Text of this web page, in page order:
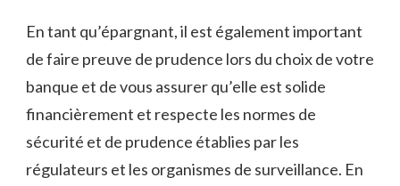
En tant qu’épargnant, il est également important
de faire preuve de prudence lors du choix de votre
banque et de vous assurer qu’elle est solide
financièrement et respecte les normes de
sécurité et de prudence établies par les
régulateurs et les organismes de surveillance. En